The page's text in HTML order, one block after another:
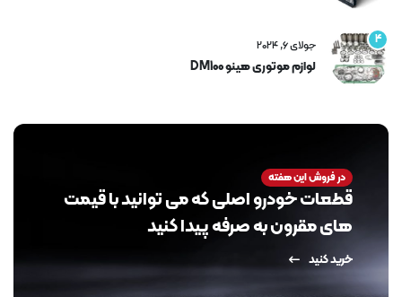
4 جولای 6, 2024
لوازم موتوری هینو DM100
در فروش این هفته
قطعات خودرو اصلی که می توانید با قیمت
های مقرون به صرفه پیدا کنید
خرید کنید